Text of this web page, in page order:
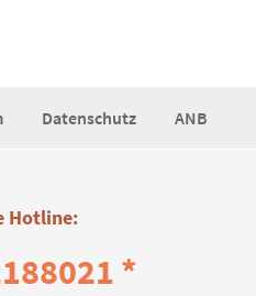
Datenschutz ANB
Hotline:
*